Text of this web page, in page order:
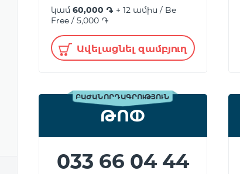
կամ 60,000 ֏ + 12 ամիս / Be
Free / 5,000 ֏
Ավելացնել զամբյուղ
ԲԱԺԱՆՈՐԴԱԳՐՈՒԹՅՈՒՆ
ԹՈՓ
033 66 04 44